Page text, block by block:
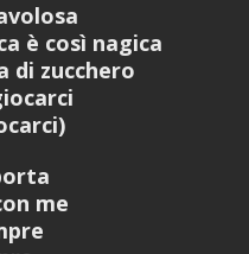
è così nagica
di zucchero
me